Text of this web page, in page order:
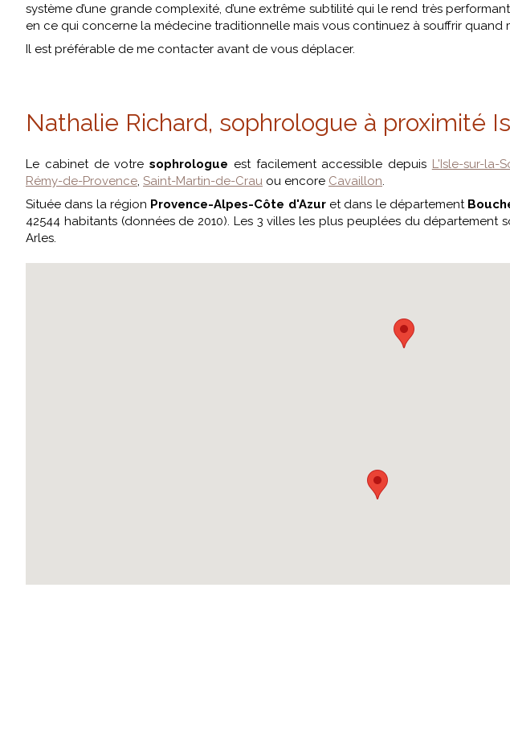
système d’une grande complexité, d’une extrême subtilité qui le rend très
en ce qui concerne la médecine traditionnelle mais vous continuez à souffrir quand
Il est préférable de me contacter avant de vous déplacer.
Nathalie Richard, sophrologue à proximité
Le cabinet de votre sophrologue est facilement accessible depuis L'Isle-sur-la-
Rémy-de-Provence, Saint-Martin-de-Crau ou encore Cavaillon.
Située dans la région Provence-Alpes-Côte d'Azuret dans le département
42544 habitants (données de 2010). Les 3 villes les plus peuplées du département
Arles.